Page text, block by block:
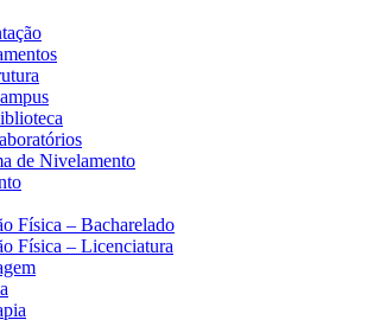
de Nivelamento
Física – Bacharelado
Física – Licenciatura